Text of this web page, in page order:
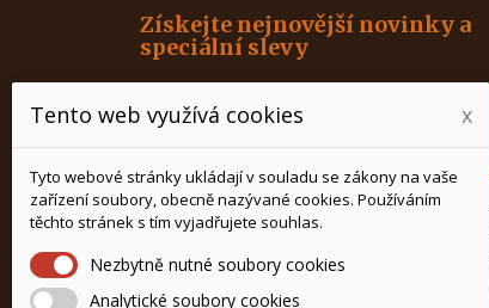
Získejte nejnovější novinky a
speciální slevy
Produkty
Káva
Čaj
Kávovary
Tento web využívá cookies x
Tyto webové stránky ukládají v souladu se zákony na vaše
zařízení soubory, obecně nazývané cookies. Používáním
těchto stránek s tím vyjadřujete souhlas.
Nezbytně nutné soubory cookies
Analytické soubory cookies